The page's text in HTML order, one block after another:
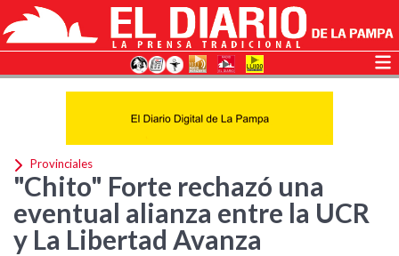
Provinciales
"Chito" Forte rechazó una
eventual alianza entre la UCR
y La Libertad Avanza